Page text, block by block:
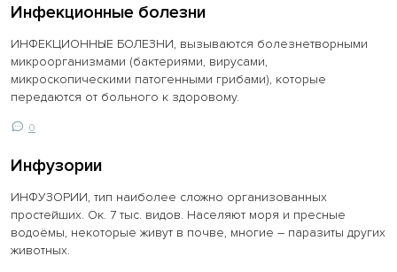
Инфекционные болезни
ИНФЕКЦИОННЫЕ БОЛЕЗНИ, вызываются болезнетворными
микроорганизмами (бактериями, вирусами,
микроскопическими патогенными грибами), которые
передаются от больного к здоровому.
0
Инфузории
ИНФУЗОРИИ, тип наиболее сложно организованных
простейших. Ок. 7 тыс. видов. Населяют моря и пресные
водоёмы, некоторые живут в почве, многие – паразиты других
животных.